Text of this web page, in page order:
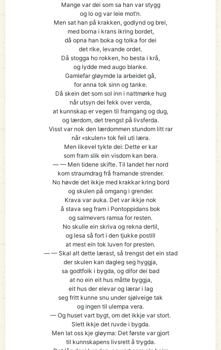
Mange var dei som sa han var stygg
og lo og var leie mot’n.
Men sat han på krakken, godlynd og brei,
med borna i krans ikring bordet,
då opna han boka og tolka for dei
det rike, levande ordet.
Då stogga ho rokken, ho besta i krå,
og lydde med augo blanke.
Gamlefar gløymde la arbeidet gå,
for anna tok sinn og tanke.
Då skein det som sol inn i nattmørke hug
når utsyn dei fekk over verda,
at kunnskap er vegen til framgang og dug,
og lærdom, det trengst på livsferda.
Visst var nok den lærdommen stundom litt rar
når «skulen» tok feil uti læra.
Men likevel tykte dei: Dette er kar
som fram slik ein visdom kan bera.
— — Men tidene skifte. Til landet her nord
kom straumdrag frå framande strender.
No høvde det ikkje med krakkar kring bord
og skulen på omgang i grender.
Krava var auka. Det var ikkje nok
å stava seg fram i Pontoppidans bok
og salmevers ramsa for resten.
No skulle ein skriva og rekna dertil,
og lesa så fort i den tjukke postill
at mest ein tok luven for presten.
— — Skal alt dette lærast, så trengst det ein stad
der skulen kan dagleg seg hyggja,
sa godtfolk i bygda, og difor dei bad
at no ein eit hus måtte byggja,
eit hus der elevar og lærar i lag
seg fritt kunne snu under sjølveige tak
og ingen til ulempa vera.
— Og huset vart bygt, om det ikkje var stort.
Slett ikkje det ruvde i bygda.
Men lat oss kje gløyma: Det første var gjort
til kunnskapens livsrett å trygda.